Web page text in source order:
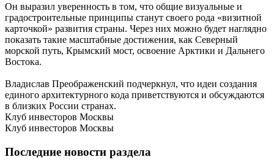
Он выразил уверенность в том, что общие визуальные и
градостроительные принципы станут своего рода «визитной
карточкой» развития страны. Через них можно будет наглядно
показать такие масштабные достижения, как Северный
морской путь, Крымский мост, освоение Арктики и Дальнего
Востока.
Владислав Преображенский подчеркнул, что идеи создания
единого архитектурного кода приветствуются и обсуждаются
в близких России странах.
Клуб инвесторов Москвы
Клуб инвесторов Москвы
Последние новости раздела